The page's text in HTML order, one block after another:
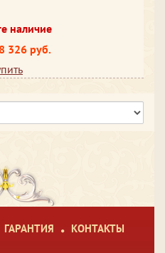
наличие
326 руб.
ГАРАНТИЯ КОНТАКТЫ